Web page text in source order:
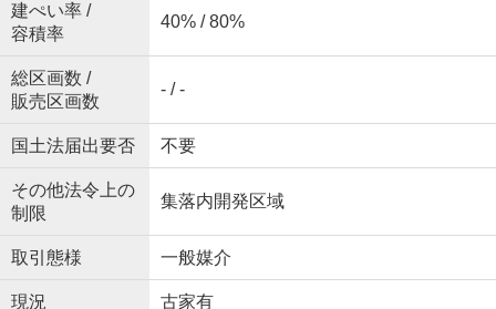
建ぺい率 /
容積率
40% / 80%
総区画数 /
販売区画数
- / -
国土法届出要否 不要
その他法令上の
制限
集落内開発区域
取引態様 一般媒介
現況 古家有